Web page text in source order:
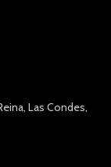
Las Condes,